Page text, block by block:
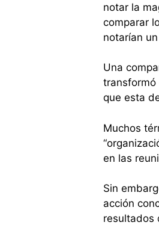
notar la
comparar
notarían
Una
transformó
que esta
Muchos
en las
Sin
acción
resultados